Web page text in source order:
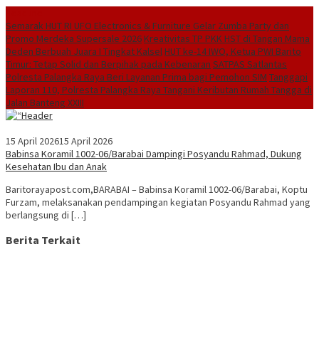
Semarak HUT RI UFO Electronics & Furniture Gelar Zumba Party dan
Promo Merdeka Supersale 2026Kreativitas TP PKK HST di Tangan Mama
Deden Berbuah Juara I Tingkat KalselHUT ke-14 IWO, Ketua PWI Barito
Timur: Tetap Solid dan Berpihak pada Kebenaran SATPAS Satlantas
Polresta Palangka Raya Beri Layanan Prima bagi Pemohon SIM Tanggapi
Laporan 110, Polresta Palangka Raya Tangani Keributan Rumah Tangga di
Jalan Banteng XXIII
15 April 202615 April 2026
Babinsa Koramil 1002-06/Barabai Dampingi Posyandu Rahmad, Dukung
Kesehatan Ibu dan Anak
Baritorayapost.com,BARABAI – Babinsa Koramil 1002-06/Barabai, Koptu
Furzam, melaksanakan pendampingan kegiatan Posyandu Rahmad yang
berlangsung di […]
Berita Terkait